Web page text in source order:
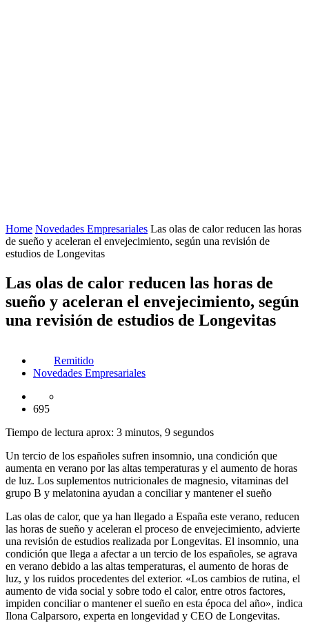
Home Novedades Empresariales Las olas de calor reducen las horas
de sueño y aceleran el envejecimiento, según una revisión de
estudios de Longevitas
Las olas de calor reducen las horas de
sueño y aceleran el envejecimiento, según
una revisión de estudios de Longevitas
Remitido
Novedades Empresariales
695
Tiempo de lectura aprox: 3 minutos, 9 segundos
Un tercio de los españoles sufren insomnio, una condición que
aumenta en verano por las altas temperaturas y el aumento de horas
de luz. Los suplementos nutricionales de magnesio, vitaminas del
grupo B y melatonina ayudan a conciliar y mantener el sueño
Las olas de calor, que ya han llegado a España este verano, reducen
las horas de sueño y aceleran el proceso de envejecimiento, advierte
una revisión de estudios realizada por Longevitas. El insomnio, una
condición que llega a afectar a un tercio de los españoles, se agrava
en verano debido a las altas temperaturas, el aumento de horas de
luz, y los ruidos procedentes del exterior. «Los cambios de rutina, el
aumento de vida social y sobre todo el calor, entre otros factores,
impiden conciliar o mantener el sueño en esta época del año», indica
Ilona Calparsoro, experta en longevidad y CEO de Longevitas.